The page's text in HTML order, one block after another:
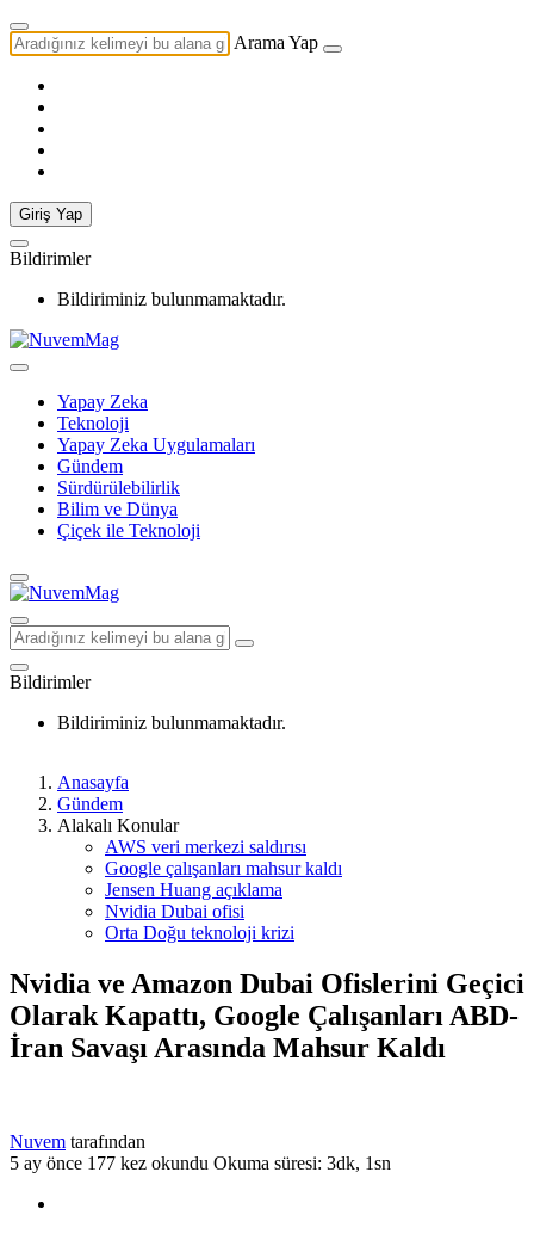
Arama Yap
Giriş Yap
Bildirimler
Bildiriminiz bulunmamaktadır.
Yapay Zeka
Teknoloji
Yapay Zeka Uygulamaları
Gündem
Sürdürülebilirlik
Bilim ve Dünya
Çiçek ile Teknoloji
Bildirimler
Bildiriminiz bulunmamaktadır.
Anasayfa
Gündem
Alakalı Konular
AWS veri merkezi saldırısı
Google çalışanları mahsur kaldı
Jensen Huang açıklama
Nvidia Dubai ofisi
Orta Doğu teknoloji krizi
Nvidia ve Amazon Dubai Ofislerini Geçici
Olarak Kapattı, Google Çalışanları ABD-
İran Savaşı Arasında Mahsur Kaldı
Nuvem tarafından
5 ay önce 177 kez okundu Okuma süresi: 3dk, 1sn